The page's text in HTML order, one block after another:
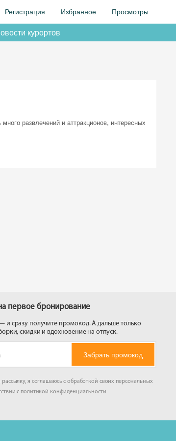
Регистрация Избранное Просмотры
курортов
развлечений и аттракционов, интересных
первое бронирование
и сразу получите промокод. А дальше только
скидки и вдохновение на отпуск.
Забрать промокод
рассылку, я соглашаюсь с обработкой своих персональных
с политикой конфиденциальности